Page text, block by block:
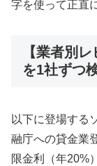
字を使って正直
【業者別
を1社ずつ
以下に登場する
融庁への貸金業
限金利（年20%